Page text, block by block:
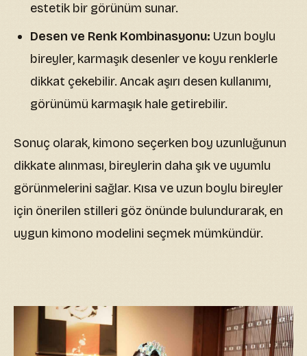
estetik bir görünüm sunar.
Desen ve Renk Kombinasyonu: Uzun boylu
bireyler, karmaşık desenler ve koyu renklerle
dikkat çekebilir. Ancak aşırı desen kullanımı,
görünümü karmaşık hale getirebilir.
Sonuç olarak, kimono seçerken boy uzunluğunun
dikkate alınması, bireylerin daha şık ve uyumlu
görünmelerini sağlar. Kısa ve uzun boylu bireyler
için önerilen stilleri göz önünde bulundurarak, en
uygun kimono modelini seçmek mümkündür.